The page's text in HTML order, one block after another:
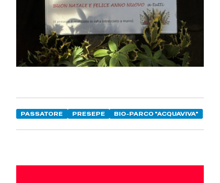
PASSATORE PRESEPE BIO-PARCO "ACQUAVIVA"